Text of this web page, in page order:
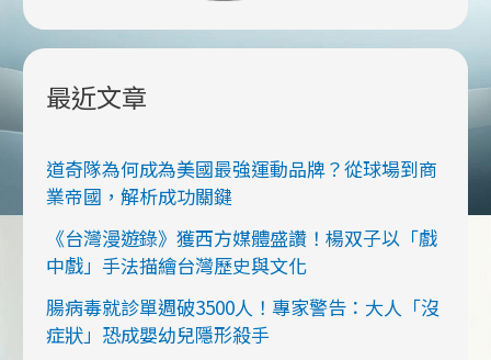
最近文章
道奇隊為何成為美國最強運動品牌？從球場到商
業帝國，解析成功關鍵
《台灣漫遊錄》獲西方媒體盛讚！楊双子以「戲
中戲」手法描繪台灣歷史與文化
腸病毒就診單週破3500人！專家警告：大人「沒
症狀」恐成嬰幼兒隱形殺手